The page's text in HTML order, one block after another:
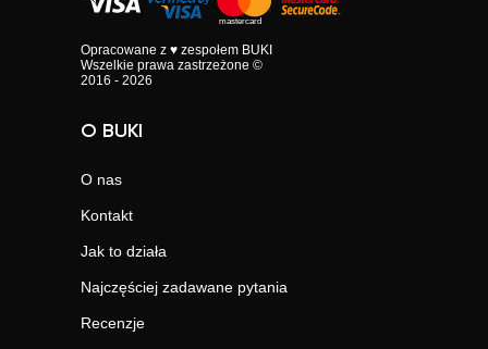
Opracowane z ♥ zespołem BUKI
Wszelkie prawa zastrzeżone ©
2016 - 2026
O BUKI
O nas
Kontakt
Jak to działa
Najczęściej zadawane pytania
Recenzje